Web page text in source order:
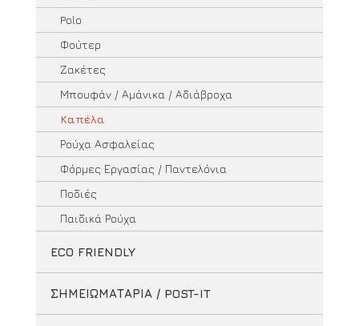
Polo
Φούτερ
Ζακέτες
Μπουφάν / Αμάνικα / Αδιάβροχα
Καπέλα
Ρούχα Ασφαλείας
Φόρμες Εργασίας / Παντελόνια
Ποδιές
Παιδικά Ρούχα
ECO FRIENDLY
ΣΗΜΕΙΩΜΑΤΑΡΙΑ / POST-IT